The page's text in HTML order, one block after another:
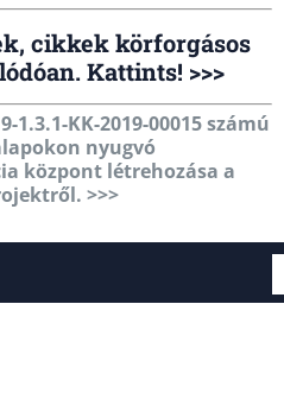
cikkek körforgásos
Kattints! >>>
KK-2019-00015 számú
nyugvó
központ létrehozása a
>>>